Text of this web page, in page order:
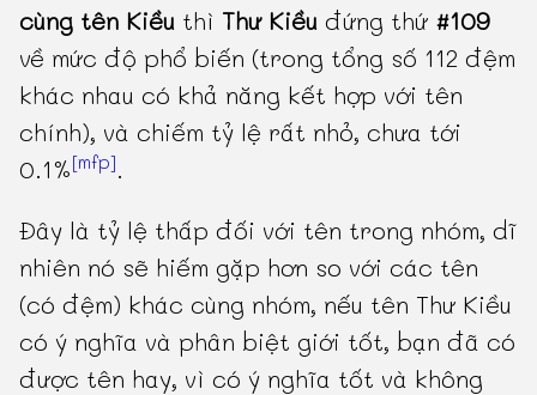
cùng tên Kiều thì Thư Kiều đứng thứ #109
về mức độ phổ biến (trong tổng số 112 đệm
khác nhau có khả năng kết hợp với tên
chính), và chiếm tỷ lệ rất nhỏ, chưa tới
0.1%[mfp].
Đây là tỷ lệ thấp đối với tên trong nhóm, dĩ
nhiên nó sẽ hiếm gặp hơn so với các tên
(có đệm) khác cùng nhóm, nếu tên Thư Kiều
có ý nghĩa và phân biệt giới tốt, bạn đã có
được tên hay, vì có ý nghĩa tốt và không